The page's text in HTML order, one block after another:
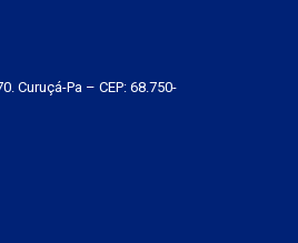
Curuçá-Pa – CEP: 68.750-